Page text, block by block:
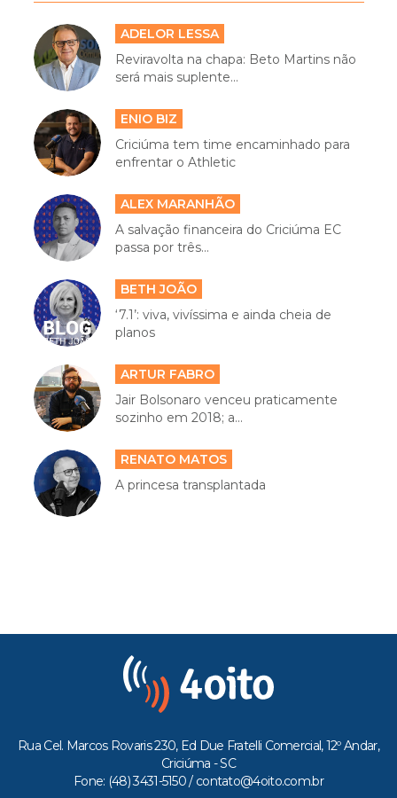
ADELOR LESSA
Reviravolta na chapa: Beto Martins não
será mais suplente...
ENIO BIZ
Criciúma tem time encaminhado para
enfrentar o Athletic
ALEX MARANHÃO
A salvação financeira do Criciúma EC
passa por três...
BETH JOÃO
‘7.1’: viva, vivíssima e ainda cheia de
planos
ARTUR FABRO
Jair Bolsonaro venceu praticamente
sozinho em 2018; a...
RENATO MATOS
A princesa transplantada
Rua Cel. Marcos Rovaris 230, Ed Due Fratelli Comercial, 12º Andar,
Criciúma - SC
Fone: (48) 3431-5150 / contato@4oito.com.br